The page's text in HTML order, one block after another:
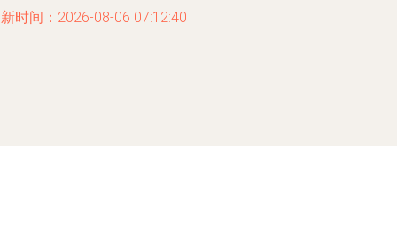
时间：2026-08-06 07:12:40